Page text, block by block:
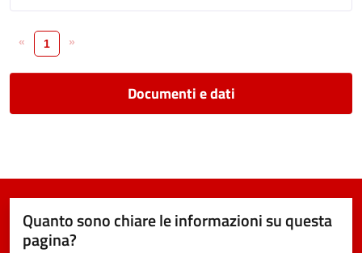
« 1 »
Documenti e dati
Quanto sono chiare le informazioni su questa
pagina?